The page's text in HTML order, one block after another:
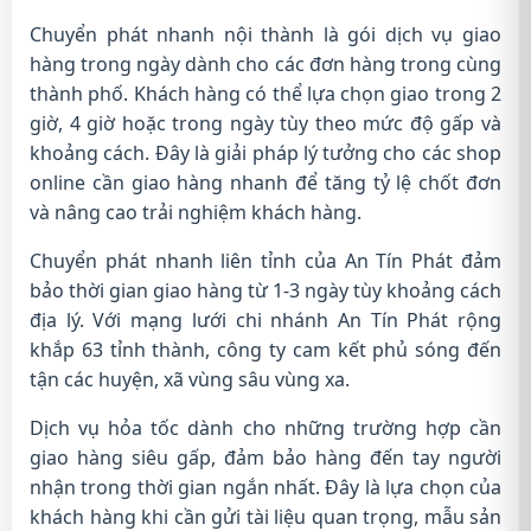
Chuyển phát nhanh nội thành là gói dịch vụ giao
hàng trong ngày dành cho các đơn hàng trong cùng
thành phố. Khách hàng có thể lựa chọn giao trong 2
giờ, 4 giờ hoặc trong ngày tùy theo mức độ gấp và
khoảng cách. Đây là giải pháp lý tưởng cho các shop
online cần giao hàng nhanh để tăng tỷ lệ chốt đơn
và nâng cao trải nghiệm khách hàng.
Chuyển phát nhanh liên tỉnh của An Tín Phát đảm
bảo thời gian giao hàng từ 1-3 ngày tùy khoảng cách
địa lý. Với mạng lưới chi nhánh An Tín Phát rộng
khắp 63 tỉnh thành, công ty cam kết phủ sóng đến
tận các huyện, xã vùng sâu vùng xa.
Dịch vụ hỏa tốc dành cho những trường hợp cần
giao hàng siêu gấp, đảm bảo hàng đến tay người
nhận trong thời gian ngắn nhất. Đây là lựa chọn của
khách hàng khi cần gửi tài liệu quan trọng, mẫu sản